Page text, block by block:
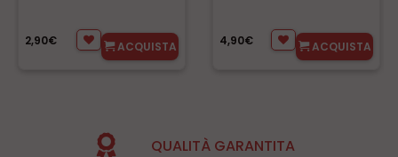
2,90€ ACQUISTA 4,90€ ACQUISTA
QUALITÀ GARANTITA